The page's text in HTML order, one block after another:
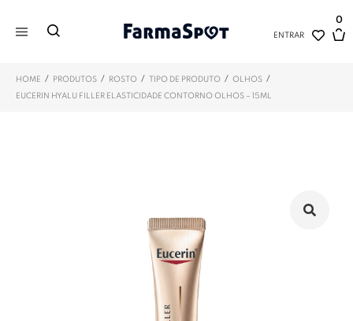
ENTRAR
0
HOME / PRODUTOS / ROSTO / TIPO DE PRODUTO / OLHOS /
EUCERIN HYALU FILLER ELASTICIDADE CONTORNO OLHOS – 15ML